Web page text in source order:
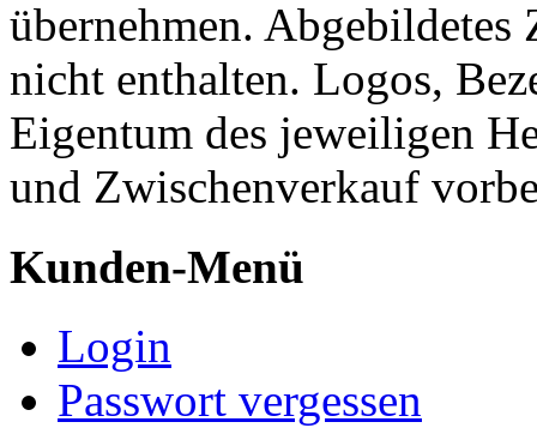
übernehmen.
nicht enthalten. Logos,
Eigentum des jeweiligen
und Zwischenverkauf
Kunden-Menü
Login
Passwort vergessen